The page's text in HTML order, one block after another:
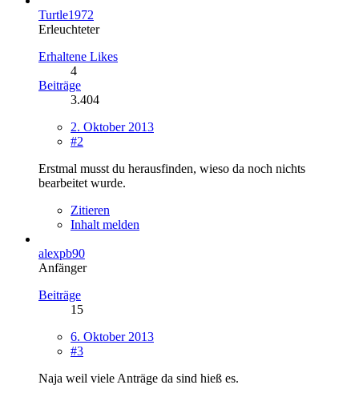
Turtle1972
Erleuchteter
Erhaltene Likes
4
Beiträge
3.404
2. Oktober 2013
#2
Erstmal musst du herausfinden, wieso da noch nichts
bearbeitet wurde.
Zitieren
Inhalt melden
alexpb90
Anfänger
Beiträge
15
6. Oktober 2013
#3
Naja weil viele Anträge da sind hieß es.